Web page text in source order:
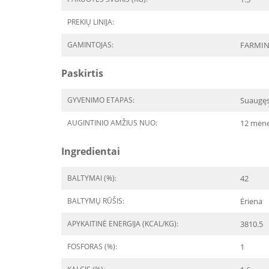
PREKIŲ LINIJA:
GAMINTOJAS:
Paskirtis
GYVENIMO ETAPAS:
AUGINTINIO AMŽIUS NUO: 12
Ingredientai
BALTYMAI (%): 42
BALTYMŲ RŪŠIS: Ėriena
APYKAITINĖ ENERGIJA (KCAL/KG): 3810.5
FOSFORAS (%): 1